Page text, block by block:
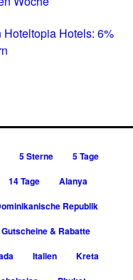
Hotels: 6%
5 Sterne
5 Tage
14 Tage
Alanya
Republik
Gutscheine & Rabatte
Italien
Kreta